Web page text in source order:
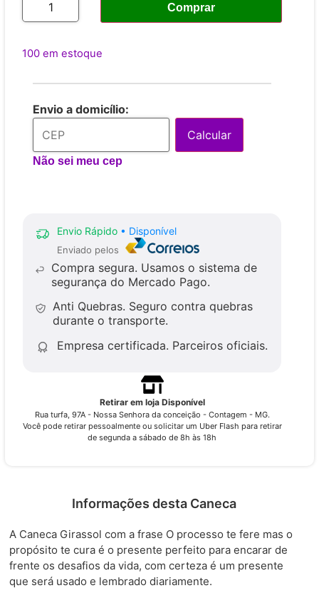
Comprar
100 em estoque
Envio a domicílio:
Calcular
Não sei meu cep
Envio Rápido • Disponível
Enviado pelos
Compra segura. Usamos o sistema de
segurança do Mercado Pago.
Anti Quebras. Seguro contra quebras
durante o transporte.
Empresa certificada. Parceiros oficiais.
Retirar em loja Disponível
Rua turfa, 97A - Nossa Senhora da conceição - Contagem - MG.
Você pode retirar pessoalmente ou solicitar um Uber Flash para retirar
de segunda a sábado de 8h às 18h
Informações desta Caneca
A Caneca Girassol com a frase O processo te fere mas o
propósito te cura é o presente perfeito para encarar de
frente os desafios da vida, com certeza é um presente
que será usado e lembrado diariamente.